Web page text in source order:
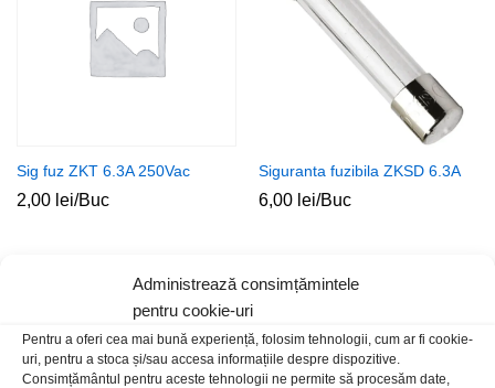
Administrează consimțămintele
pentru cookie-uri
Pentru a oferi cea mai bună experiență, folosim tehnologii, cum ar fi cookie-
uri, pentru a stoca și/sau accesa informațiile despre dispozitive.
Consimțământul pentru aceste tehnologii ne permite să procesăm date,
Sig fuz ZKT 6.3A 250Vac
2,00 lei/Buc
Siguranta fuzibila ZKSD 6.3A
6,00 lei/Buc
Stoc epuizat